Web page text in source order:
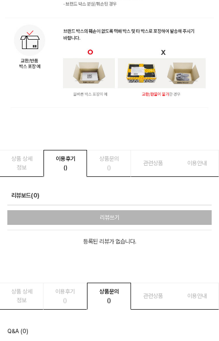
상품 상세
정보
이용후기
()
상품문의
()
관련상품 이용안내
리뷰보드(0)
리뷰쓰기
등록된 리뷰가 없습니다.
상품 상세
정보
이용후기
()
상품문의
()
관련상품 이용안내
Q&A (0)